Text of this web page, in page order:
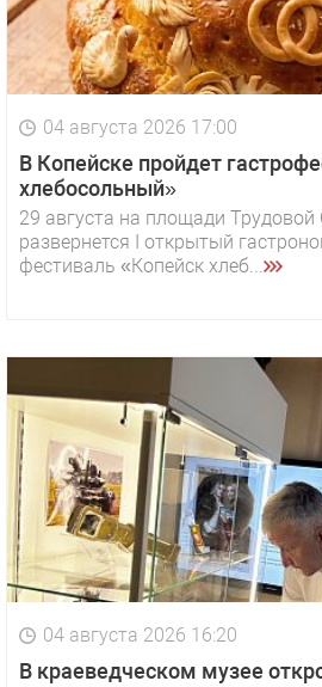
04 августа 2026 17:00
В Копейске пройдет
хлебосольный»
29 августа на площади
развернется I открытый
фестиваль «Копейск хлеб...
04 августа 2026 16:20
В краеведческом музее